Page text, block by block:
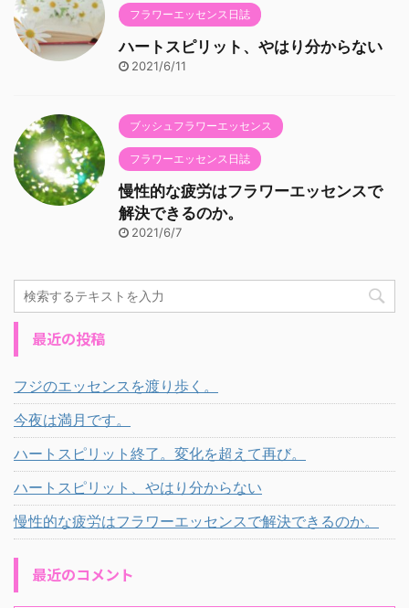
フラワーエッセンス日誌
ハートスピリット、やはり分からない
2021/6/11
ブッシュフラワーエッセンス
フラワーエッセンス日誌
慢性的な疲労はフラワーエッセンスで
解決できるのか。
2021/6/7
最近の投稿
フジのエッセンスを渡り歩く。
今夜は満月です。
ハートスピリット終了。変化を超えて再び。
ハートスピリット、やはり分からない
慢性的な疲労はフラワーエッセンスで解決できるのか。
最近のコメント